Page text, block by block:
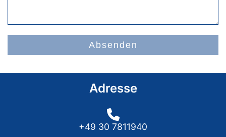
Absenden
Adresse
+49 30 7811940